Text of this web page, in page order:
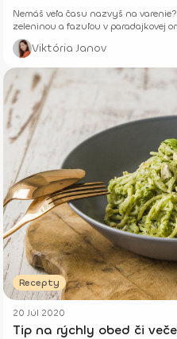
Nemáš veľa času nazvyš na
zeleninou a fazuľou v paradajkovej
Viktória Janov
Recepty
20 Júl 2020
Tip na rýchly obed či